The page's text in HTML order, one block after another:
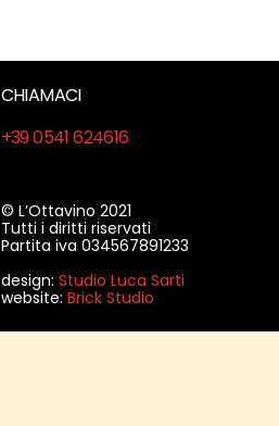
CHIAMACI
+39 0541 624616
© L’Ottavino 2021
Tutti i diritti riservati
Partita iva 034567891233
design: Studio Luca Sarti
website: Brick Studio